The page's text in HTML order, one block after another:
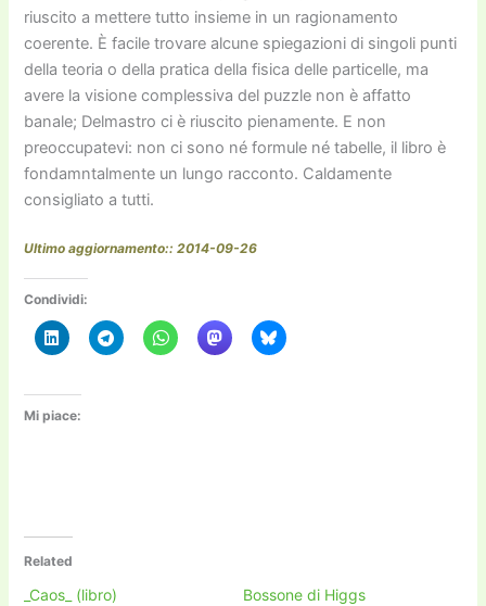
riuscito a mettere tutto insieme in un ragionamento
coerente. È facile trovare alcune spiegazioni di singoli punti
della teoria o della pratica della fisica delle particelle, ma
avere la visione complessiva del puzzle non è affatto
banale; Delmastro ci è riuscito pienamente. E non
preoccupatevi: non ci sono né formule né tabelle, il libro è
fondamntalmente un lungo racconto. Caldamente
consigliato a tutti.
Ultimo aggiornamento:: 2014-09-26
Condividi:
Mi piace:
Related
_Caos_ (libro)
Bossone di Higgs